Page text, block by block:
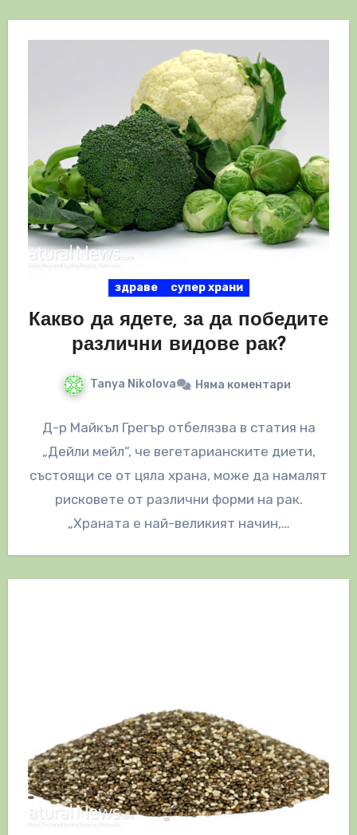
здраве супер храни
Какво да ядете, за да победите
различни видове рак?
Tanya Nikolova Няма коментари
Д-р Майкъл Грегър отбелязва в статия на
„Дейли мейл“, че вегетарианските диети,
състоящи се от цяла храна, може да намалят
рисковете от различни форми на рак.
„Храната е най-великият начин,…